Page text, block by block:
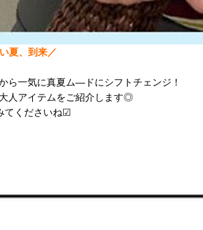
夏、到来／
ら一気に真夏ム―ドにシフトチェンジ！
人アイテムをご紹介します◎
てくださいね☑